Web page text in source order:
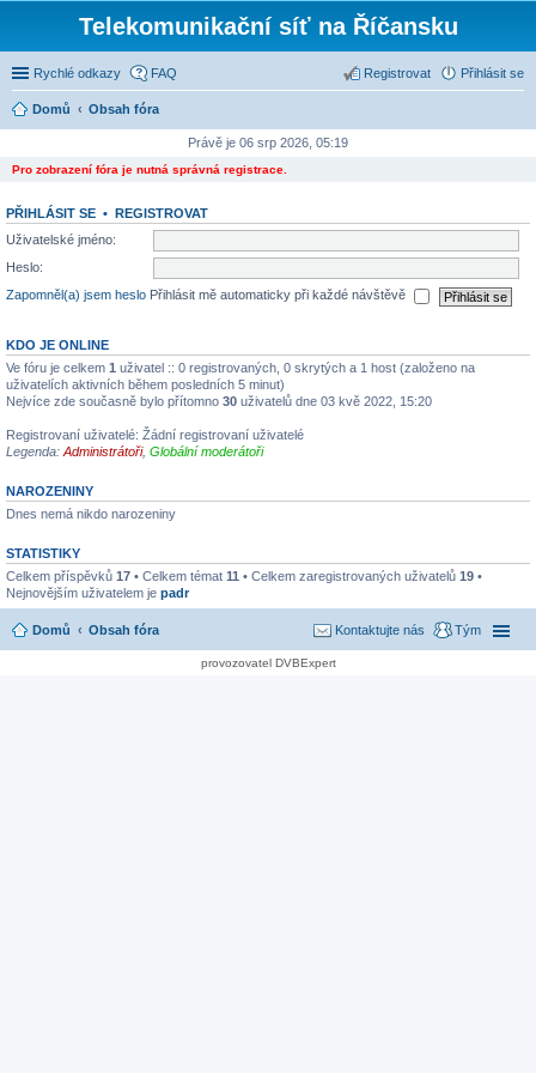
Telekomunikační síť na Říčansku
Rychlé odkazy FAQ Přihlásit se
Registrovat
Domů Obsah fóra
Právě je 06 srp 2026, 05:19
Pro zobrazení fóra je nutná správná registrace.
PŘIHLÁSIT SE • REGISTROVAT
Uživatelské jméno:
Heslo:
Zapomněl(a) jsem heslo Přihlásit mě automaticky při každé návštěvě
KDO JE ONLINE
Ve fóru je celkem 1 uživatel :: 0 registrovaných, 0 skrytých a 1 host (založeno na
uživatelích aktivních během posledních 5 minut)
Nejvíce zde současně bylo přítomno 30 uživatelů dne 03 kvě 2022, 15:20
Registrovaní uživatelé: Žádní registrovaní uživatelé
Legenda: Administrátoři, Globální moderátoři
NAROZENINY
Dnes nemá nikdo narozeniny
STATISTIKY
Celkem příspěvků 17 • Celkem témat 11 • Celkem zaregistrovaných uživatelů 19 •
Nejnovějším uživatelem je padr
Domů Obsah fóra Tým
Kontaktujte nás
provozovatel DVBExpert